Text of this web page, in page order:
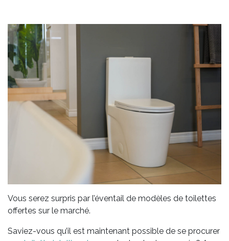
Vous serez surpris par l’éventail de modèles de toilettes
offertes sur le marché.
Saviez-vous qu’il est maintenant possible de se procurer